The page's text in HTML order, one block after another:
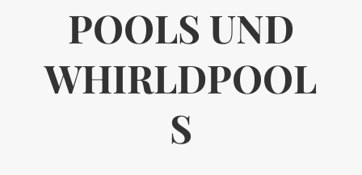
POOLS UND
WHIRLDPOOL
S